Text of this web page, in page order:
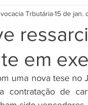
em
Trbutária15 de jan.
uma nova tese no
contratação de